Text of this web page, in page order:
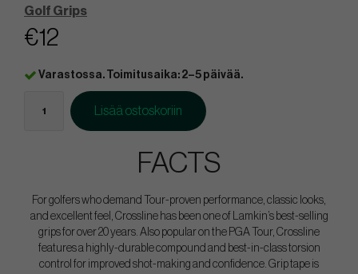
Golf Grips
€12
Varastossa. Toimitusaika: 2–5 päivää.
Lisää ostoskoriin
FACTS
For golfers who demand Tour-proven performance, classic looks,
and excellent feel, Crossline has been one of Lamkin’s best-selling
grips for over 20 years. Also popular on the PGA Tour, Crossline
features a highly-durable compound and best-in-class torsion
control for improved shot-making and confidence. Grip tape is